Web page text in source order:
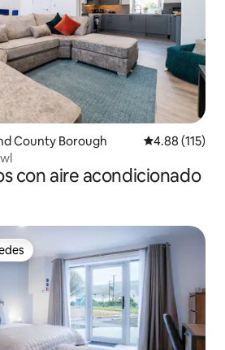
County Borough Calificación
4.88 (115)
con aire acondicionado